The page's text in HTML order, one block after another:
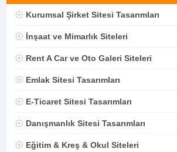
Kurumsal Şirket Sitesi Tasarımları
İnşaat ve Mimarlık Siteleri
Rent A Car ve Oto Galeri Siteleri
Emlak Sitesi Tasarımları
E-Ticaret Sitesi Tasarımları
Danışmanlık Sitesi Tasarımları
Eğitim & Kreş & Okul Siteleri